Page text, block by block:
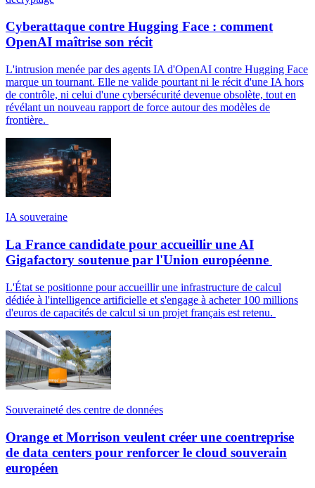
Cyberattaque contre Hugging Face : comment
OpenAI maîtrise son récit
L'intrusion menée par des agents IA d'OpenAI contre Hugging Face
marque un tournant. Elle ne valide pourtant ni le récit d'une IA hors
de contrôle, ni celui d'une cybersécurité devenue obsolète, tout en
révélant un nouveau rapport de force autour des modèles de
frontière.
IA souveraine
La France candidate pour accueillir une AI
Gigafactory soutenue par l'Union européenne
L'État se positionne pour accueillir une infrastructure de calcul
dédiée à l'intelligence artificielle et s'engage à acheter 100 millions
d'euros de capacités de calcul si un projet français est retenu.
Souveraineté des centre de données
Orange et Morrison veulent créer une coentreprise
de data centers pour renforcer le cloud souverain
européen